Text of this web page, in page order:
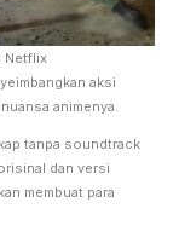
Netflix
aksi
animenya.
tanpa soundtrack
dan versi
membuat para